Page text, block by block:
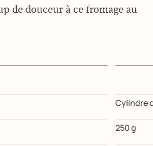
de douceur à ce fromage au
Cylindre
250 g